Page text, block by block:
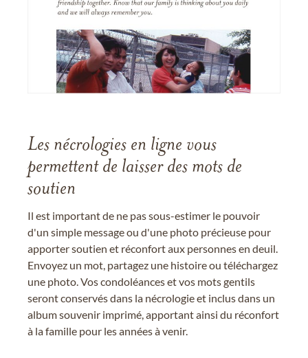
Les nécrologies en ligne vous
permettent de laisser des mots de
soutien
Il est important de ne pas sous-estimer le pouvoir
d'un simple message ou d'une photo précieuse pour
apporter soutien et réconfort aux personnes en deuil.
Envoyez un mot, partagez une histoire ou téléchargez
une photo. Vos condoléances et vos mots gentils
seront conservés dans la nécrologie et inclus dans un
album souvenir imprimé, apportant ainsi du réconfort
à la famille pour les années à venir.